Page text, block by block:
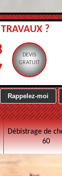
?
DEVIS
GRATUIT
Débistrage de
60